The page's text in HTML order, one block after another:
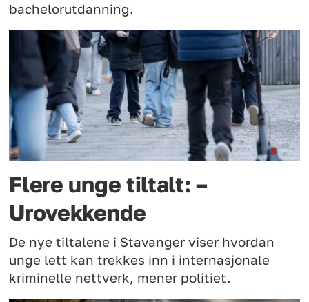
bachelorutdanning.
Flere unge tiltalt: –
Urovekkende
De nye tiltalene i Stavanger viser hvordan
unge lett kan trekkes inn i internasjonale
kriminelle nettverk, mener politiet.